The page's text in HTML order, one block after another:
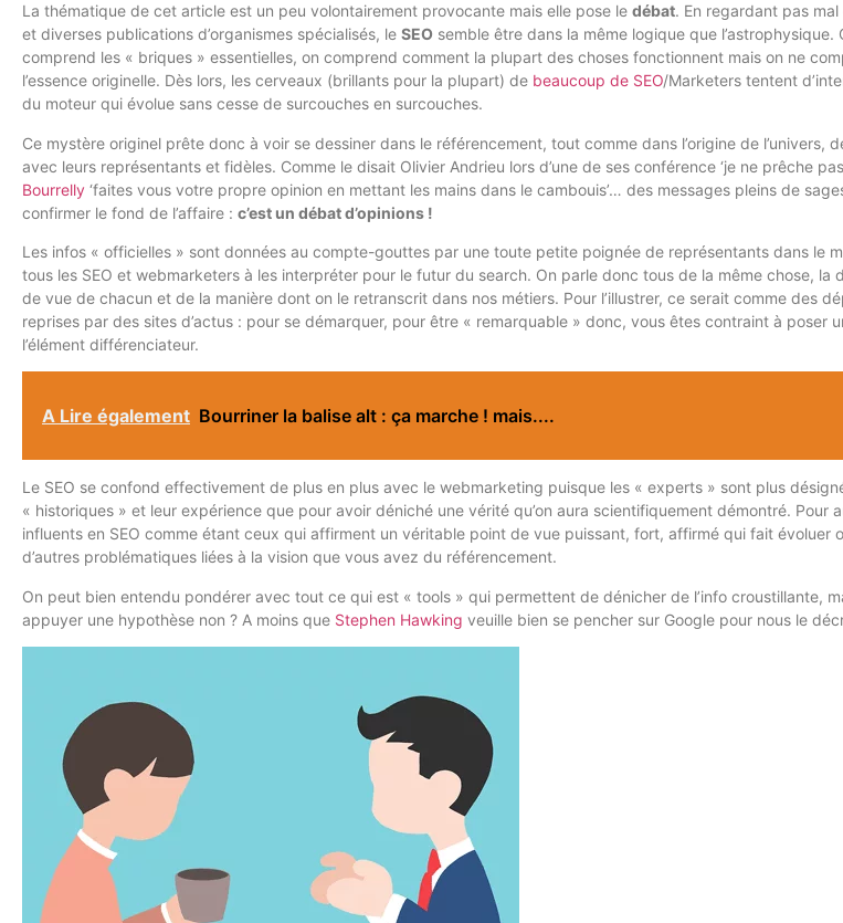
La thématique de cet article est un peu volontairement provocante mais elle pose le débat. En regardant pas
et diverses publications d’organismes spécialisés, le SEO semble être dans la même logique que l’astrophysique.
comprend les « briques » essentielles, on comprend comment la plupart des choses fonctionnent mais on ne
l’essence originelle. Dès lors, les cerveaux (brillants pour la plupart) de beaucoup de SEO/Marketers tentent
du moteur qui évolue sans cesse de surcouches en surcouches.
Ce mystère originel prête donc à voir se dessiner dans le référencement, tout comme dans l’origine de l’univers,
avec leurs représentants et fidèles. Comme le disait Olivier Andrieu lors d’une de ses conférence ‘je ne prêche
Bourrelly ‘faites vous votre propre opinion en mettant les mains dans le cambouis’… des messages pleins de
confirmer le fond de l’affaire : c’est un débat d’opinions !
Les infos « officielles » sont données au compte-gouttes par une toute petite poignée de représentants dans le
tous les SEO et webmarketers à les interpréter pour le futur du search. On parle donc tous de la même chose, la
de vue de chacun et de la manière dont on le retranscrit dans nos métiers. Pour l’illustrer, ce serait comme des
reprises par des sites d’actus : pour se démarquer, pour être « remarquable » donc, vous êtes contraint à poser
l’élément différenciateur.
A Lire également Bourriner la balise alt : ça marche ! mais....
Le SEO se confond effectivement de plus en plus avec le webmarketing puisque les « experts » sont plus
« historiques » et leur expérience que pour avoir déniché une vérité qu’on aura scientifiquement démontré. Pour
influents en SEO comme étant ceux qui affirment un véritable point de vue puissant, fort, affirmé qui fait évoluer
d’autres problématiques liées à la vision que vous avez du référencement.
On peut bien entendu pondérer avec tout ce qui est « tools » qui permettent de dénicher de l’info croustillante,
appuyer une hypothèse non ? A moins que Stephen Hawking veuille bien se pencher sur Google pour nous le